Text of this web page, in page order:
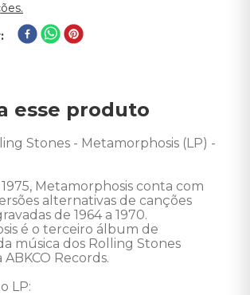
esse produto
Stones - Metamorphosis (LP) -
Metamorphosis conta com
alternativas de canções
de 1964 a 1970.
é o terceiro álbum de
música dos Rolling Stones
Records.
LP: